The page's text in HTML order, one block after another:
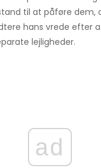
til at påføre dem,
hans vrede efter
lejligheder.
ad